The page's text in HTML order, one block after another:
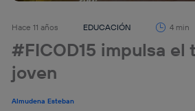
Hace 11 años EDUCACIÓN 4 min
#FICOD15 impulsa el
joven
Almudena Esteban